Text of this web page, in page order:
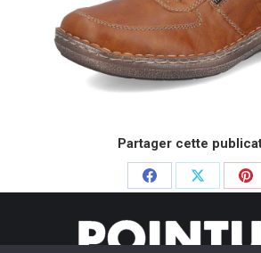
Partager cette
Partager
Facebook
Partager